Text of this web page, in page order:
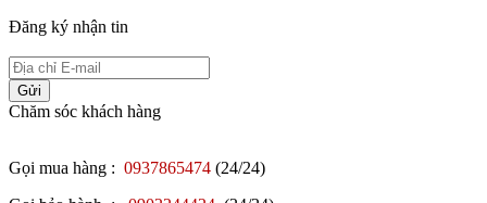
Đăng ký nhận tin
Gửi
Chăm sóc khách hàng
Gọi mua hàng : 0937865474 (24/24)